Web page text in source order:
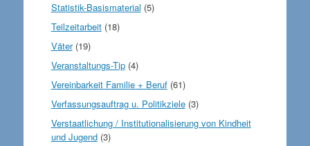
Statistik-Basismaterial (5)
Teilzeitarbeit(18)
Väter(19)
Veranstaltungs-Tip(4)
Vereinbarkeit Familie + Beruf(61)
Verfassungsauftrag u. Politikziele(3)
Verstaatlichung / Institutionalisierung von Kindheit
und Jugend(3)